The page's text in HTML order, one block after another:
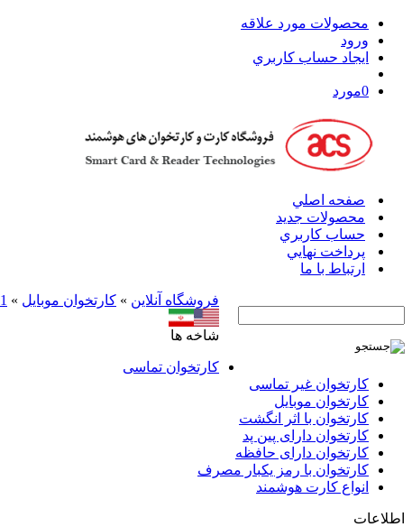
محصولات مورد علاقه
ورود
ايجاد حساب کاربري
0مورد
صفحه اصلي
محصولات جدید
حساب کاربري
پرداخت نهايي
ارتباط با ما
فروشگاه آنلاين » کارتخوان موبایل »
شاخه ها
کارتخوان‌ تماسی
کارتخوان‌ غیر تماسی
کارتخوان موبایل
کارتخوان با اثر انگشت
کارتخوان دارای پین پد
کارتخوان دارای حافظه
کارتخوان با رمز یکبار مصرف
انواع کارت هوشمند
اطلاعات